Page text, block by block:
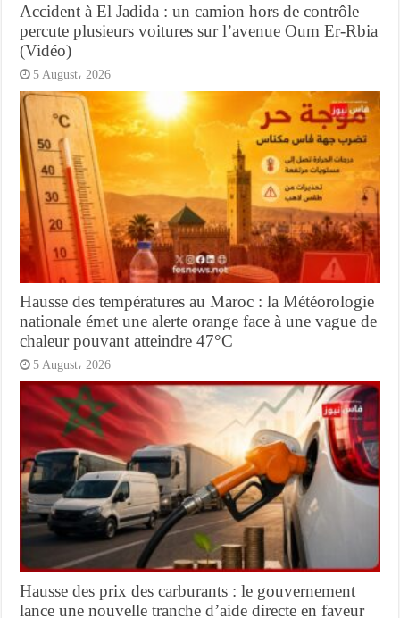
Accident à El Jadida : un camion hors de contrôle
percute plusieurs voitures sur l’avenue Oum Er-Rbia
(Vidéo)
5 August، 2026
Hausse des températures au Maroc : la Météorologie
nationale émet une alerte orange face à une vague de
chaleur pouvant atteindre 47°C
5 August، 2026
Hausse des prix des carburants : le gouvernement
lance une nouvelle tranche d’aide directe en faveur